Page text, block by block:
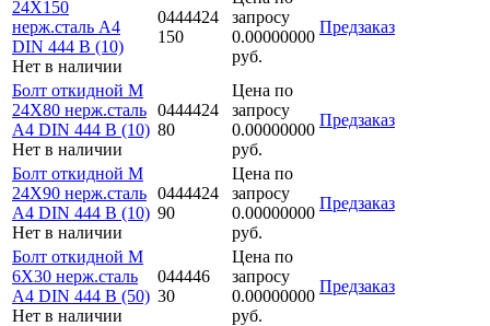
24Х150
нерж.сталь A4
DIN 444 B (10)
Нет в наличии
0444424
150
запросу
0.00000000
руб.
Предзаказ
Болт откидной M
24Х80 нерж.сталь
A4 DIN 444 B (10)
Нет в наличии
0444424
80
Цена по
запросу
0.00000000
руб.
Предзаказ
Болт откидной M
24Х90 нерж.сталь
A4 DIN 444 B (10)
Нет в наличии
0444424
90
Цена по
запросу
0.00000000
руб.
Предзаказ
Болт откидной M
6Х30 нерж.сталь
A4 DIN 444 B (50)
Нет в наличии
044446
30
Цена по
запросу
0.00000000
руб.
Предзаказ